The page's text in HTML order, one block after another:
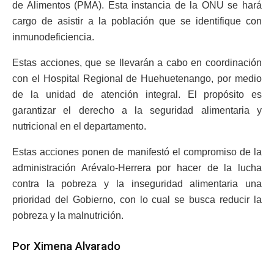
de Alimentos (PMA). Esta instancia de la ONU se hará
cargo de asistir a la población que se identifique con
inmunodeficiencia.
Estas acciones, que se llevarán a cabo en coordinación
con el Hospital Regional de Huehuetenango, por medio
de la unidad de atención integral. El propósito es
garantizar el derecho a la seguridad alimentaria y
nutricional en el departamento.
Estas acciones ponen de manifestó el compromiso de la
administración Arévalo-Herrera por hacer de la lucha
contra la pobreza y la inseguridad alimentaria una
prioridad del Gobierno, con lo cual se busca reducir la
pobreza y la malnutrición.
Por Ximena Alvarado